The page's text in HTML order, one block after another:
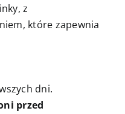
z
które zapewnia
dni.
przed